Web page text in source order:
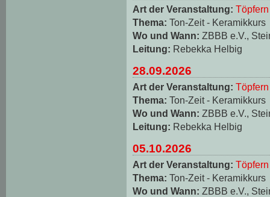
Art der Veranstaltung: Töpfern
Thema: Ton-Zeit - Keramikkurs
Wo und Wann: ZBBB e.V.,
Leitung: Rebekka Helbig
28.09.2026
Art der Veranstaltung: Töpfern
Thema: Ton-Zeit - Keramikkurs
Wo und Wann: ZBBB e.V.,
Leitung: Rebekka Helbig
05.10.2026
Art der Veranstaltung: Töpfern
Thema: Ton-Zeit - Keramikkurs
Wo und Wann: ZBBB e.V.,